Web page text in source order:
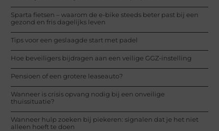
Sparta fietsen – waarom de e-bike steeds beter past bij een
gezond en fris dagelijks leven
Tips voor een geslaagde start met padel
Hoe beveiligers bijdragen aan een veilige GGZ-instelling
Pensioen of een grotere leaseauto?
Wanneer is crisis opvang nodig bij een onveilige
thuissituatie?
Wanneer hulp zoeken bij piekeren: signalen dat je het niet
alleen hoeft te doen